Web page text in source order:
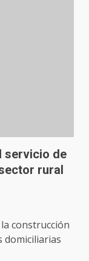
servicio de
rural
construcción
domiciliarias